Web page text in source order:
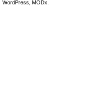
WordPress, MODx.